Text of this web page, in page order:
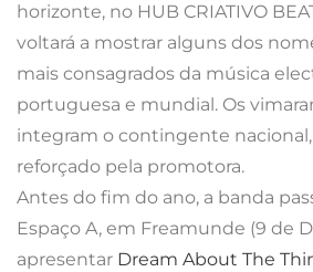
horizonte, no HUB CRIATIVO
voltará a mostrar alguns dos
mais consagrados da música
portuguesa e mundial. Os
integram o contingente
reforçado pela promotora.
Antes do fim do ano, a banda
Espaço A, em Freamunde (9 de
apresentar Dream About The